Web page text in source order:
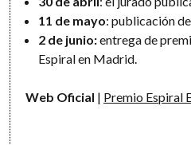
11 de mayo: publicación
2 de junio:entrega de
Espiral en Madrid.
Web Oficial | Premio Espiral